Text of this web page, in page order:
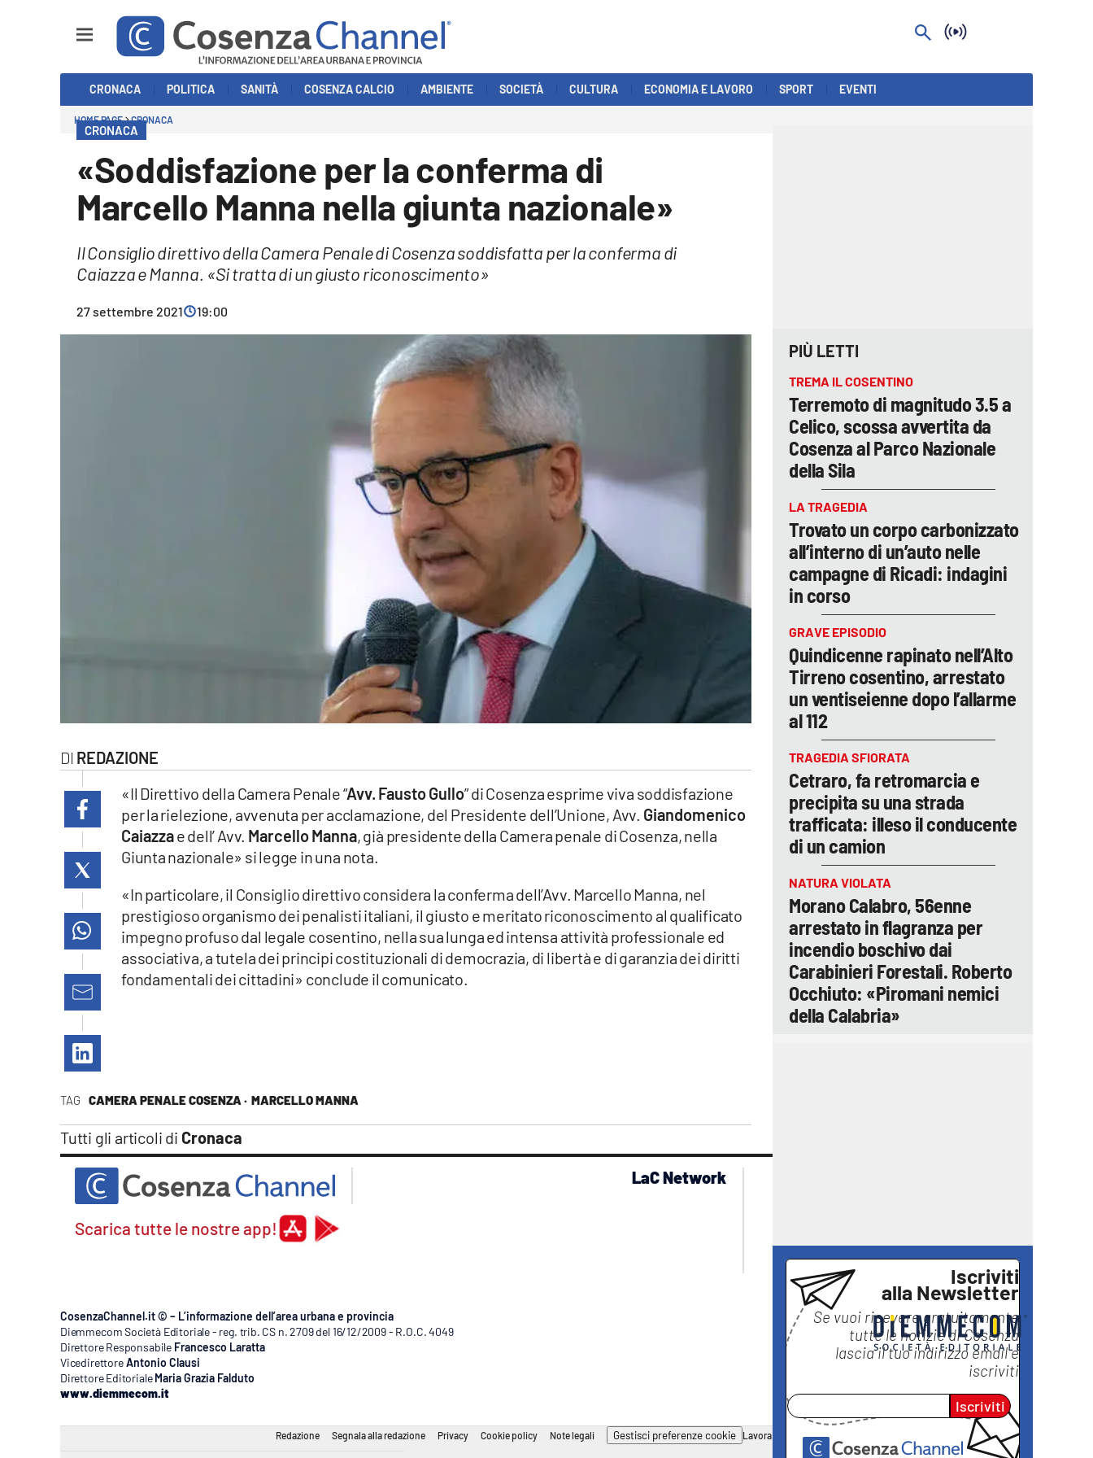
Economia e Lavoro
cosenzachannel.it
catanzarochannel.it
lacapitalenews.it
Vai
CRONACA POLITICA SANITÀ COSENZA CALCIO AMBIENTE SOCIETÀ CULTURA ECONOMIA E LAVORO SPORT EVENTI
HOME PAGE CRONACA
CRONACA
«Soddisfazione per la conferma di
Marcello Manna nella giunta nazionale»
Il Consiglio direttivo della Camera Penale di Cosenza soddisfatta per la conferma di
Caiazza e Manna. «Si tratta di un giusto riconoscimento»
27 settembre 2021 19:00
REDAZIONE
TAG CAMERA PENALE COSENZA · MARCELLO MANNA
Tutti gli articoli di Cronaca
«Il Direttivo della Camera Penale “Avv. Fausto Gullo” di Cosenza esprime viva soddisfazione
per la rielezione, avvenuta per acclamazione, del Presidente dell’Unione, Avv. Giandomenico
Caiazzae dell’ Avv. Marcello Manna, già presidente della Camera penale di Cosenza, nella
Giunta nazionale» si legge in una nota.
«In particolare, il Consiglio direttivo considera la conferma dell’Avv. Marcello Manna, nel
prestigioso organismo dei penalisti italiani, il giusto e meritato riconoscimento al qualificato
impegno profuso dal legale cosentino, nella sua lunga ed intensa attività professionale ed
associativa, a tutela dei principi costituzionali di democrazia, di libertà e di garanzia dei diritti
fondamentali dei cittadini» conclude il comunicato.
PIÙ LETTI
TREMA IL COSENTINO
Terremoto di magnitudo 3.5 a
Celico, scossa avvertita da
Cosenza al Parco Nazionale
della Sila
LA TRAGEDIA
Trovato un corpo carbonizzato
all’interno di un’auto nelle
campagne di Ricadi: indagini
in corso
GRAVE EPISODIO
Quindicenne rapinato nell’Alto
Tirreno cosentino, arrestato
un ventiseienne dopo l’allarme
al 112
TRAGEDIA SFIORATA
Cetraro, fa retromarcia e
precipita su una strada
trafficata: illeso il conducente
di un camion
NATURA VIOLATA
Morano Calabro, 56enne
arrestato in flagranza per
incendio boschivo dai
Carabinieri Forestali. Roberto
Occhiuto: «Piromani nemici
della Calabria»
Iscriviti
alla Newsletter
Se vuoi ricevere gratuitamente
tutte le notizie diCosenza
lascia il tuo indirizzo email e
iscriviti
Iscriviti
Scarica tutte le nostre app!
LaC Network
CosenzaChannel.it © – L’informazione dell’area urbana e provincia
Diemmecom Società Editoriale - reg. trib. CS n. 2709 del 16/12/2009 - R.O.C. 4049
Direttore Responsabile Francesco Laratta
VicedirettoreAntonio Clausi
Direttore Editoriale Maria Grazia Falduto
www.diemmecom.it
Redazione Segnala alla redazione Privacy Cookie policy Note legali Gestisci preferenze cookie Lavora con noi